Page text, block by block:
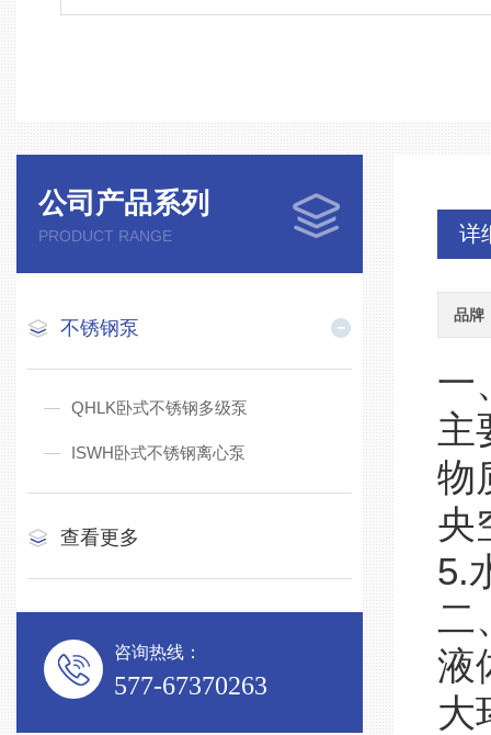
公司产品系列
PRODUCT RANGE
不锈钢泵
QHLK卧式不锈钢多级泵
ISWH卧式不锈钢离心泵
查看更多
咨询热线：
577-67370263
详
品牌
一
主
物
央
5.
二
液
大